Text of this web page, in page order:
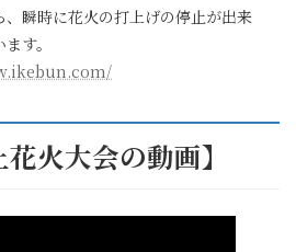
瞬時に花火の打上げの停止が出来
す。
花火大会の動画】